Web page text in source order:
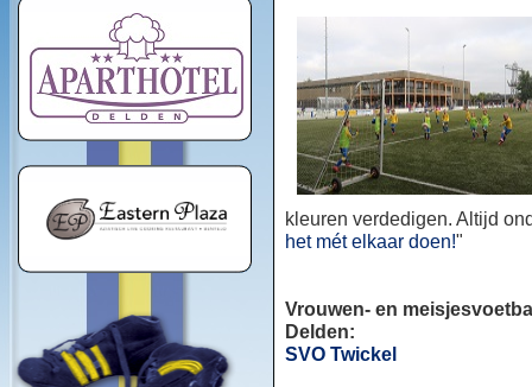
kleuren verdedigen. Altijd
het mét elkaar doen!"
Vrouwen- en
Delden:
SVO Twickel